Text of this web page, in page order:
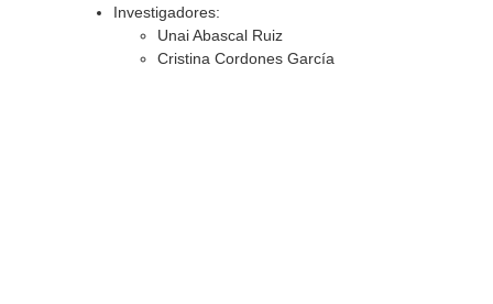
Investigadores:
Unai Abascal Ruiz
Cristina Cordones García